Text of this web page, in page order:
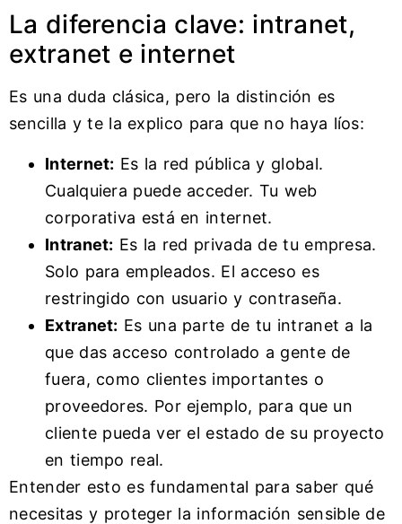
La diferencia clave: intranet,
extranet e internet
Es una duda clásica, pero la distinción es
sencilla y te la explico para que no haya líos:
Internet: Es la red pública y global.
Cualquiera puede acceder. Tu web
corporativa está en internet.
Intranet: Es la red privada de tu empresa.
Solo para empleados. El acceso es
restringido con usuario y contraseña.
Extranet: Es una parte de tu intranet a la
que das acceso controlado a gente de
fuera, como clientes importantes o
proveedores. Por ejemplo, para que un
cliente pueda ver el estado de su proyecto
en tiempo real.
Entender esto es fundamental para saber qué
necesitas y proteger la información sensible de